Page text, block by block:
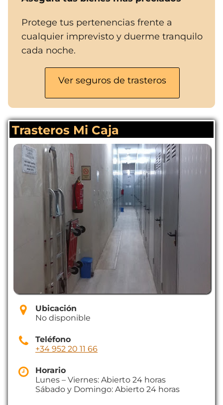
Protege tus pertenencias frente a
cualquier imprevisto y duerme tranquilo
cada noche.
Ver seguros de trasteros
Trasteros Mi Caja
Ubicación
No disponible
Teléfono
+34 952 20 11 66
Horario
Lunes – Viernes: Abierto 24 horas
Sábado y Domingo: Abierto 24 horas